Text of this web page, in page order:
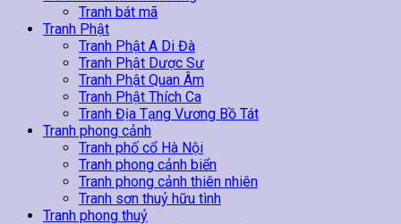
Tranh bát mã
Tranh Phật
Tranh Phật A Di Đà
Tranh Phật Dược Sư
Tranh Phật Quan Âm
Tranh Phật Thích Ca
Tranh Địa Tạng Vương Bồ Tát
Tranh phong cảnh
Tranh phố cổ Hà Nội
Tranh phong cảnh biển
Tranh phong cảnh thiên nhiên
Tranh sơn thuỷ hữu tình
Tranh phong thuỷ